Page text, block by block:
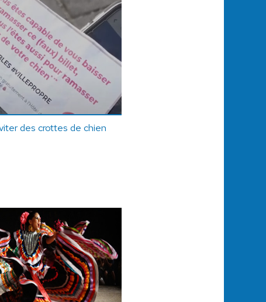
des crottes de chien